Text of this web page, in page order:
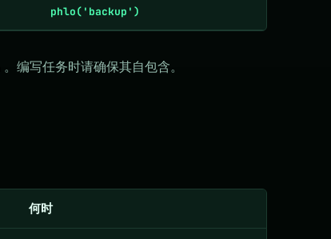
phlo('backup')
。编写任务时请确保其自包含。
何时